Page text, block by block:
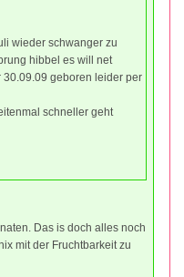
wieder schwanger zu
hibbel es will net
geboren leider per
schneller geht
Das is doch alles noch
mit der Fruchtbarkeit zu